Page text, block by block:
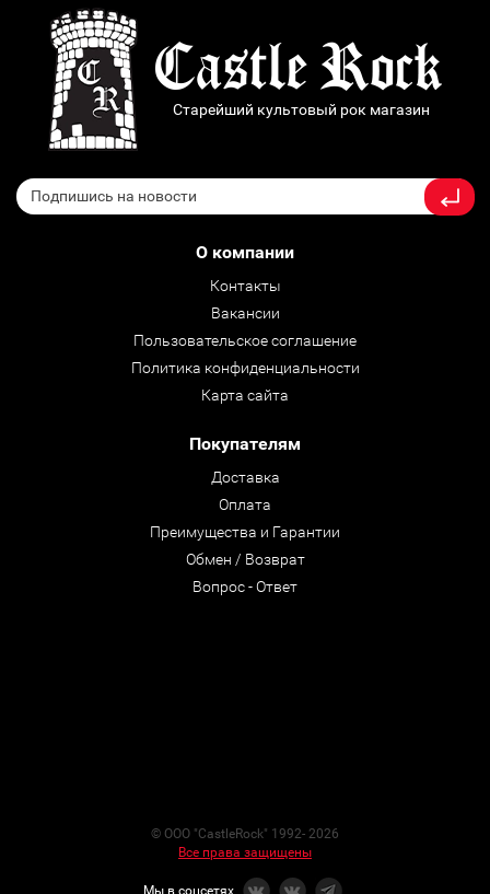
Старейший культовый рок магазин
О компании
Контакты
Вакансии
Пользовательское соглашение
Политика конфиденциальности
Карта сайта
Покупателям
Доставка
Оплата
Преимущества и Гарантии
Обмен / Возврат
Вопрос - Ответ
© ООО "CastleRock" 1992- 2026
Все права защищены
Мы в соцсетях